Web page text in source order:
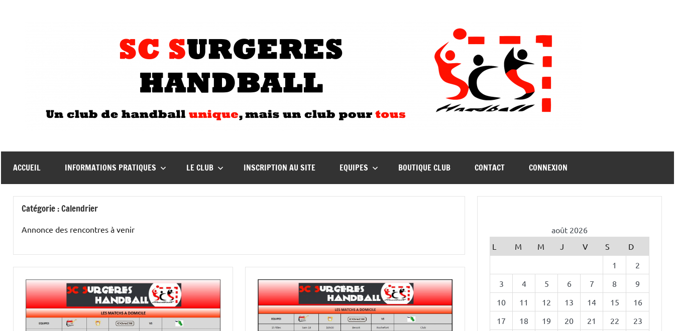
ACCUEIL INFORMATIONS PRATIQUES LE CLUB INSCRIPTION AU SITE EQUIPES BOUTIQUE CLUB CONTACT CONNEXION
Catégorie :Calendrier
Annonce des rencontres à venir
août 2026
L
M M J V S
D
1
2
3
4 5 6 7 8
9
10
11 12 13 14 15
16
17
18 19 20 21 22
23